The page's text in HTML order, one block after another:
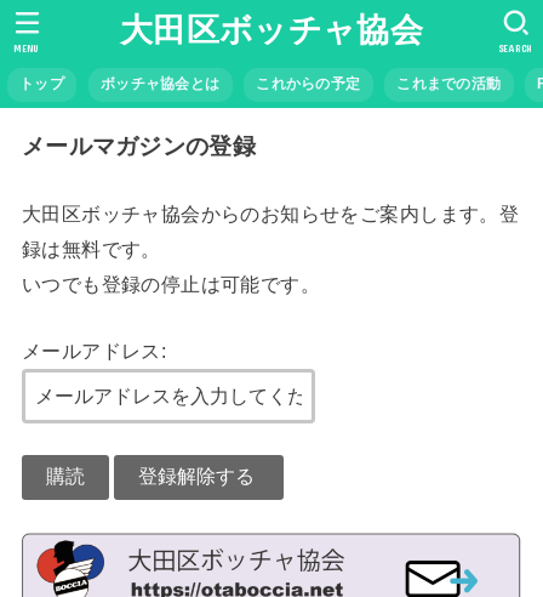
大田区ボッチャ協会
トップ ボッチャ協会とは これからの予定 これまでの活動
SEARCH
MENU
メールマガジンの登録
大田区ボッチャ協会からのお知らせをご案内します。登
録は無料です。
いつでも登録の停止は可能です。
メールアドレス: